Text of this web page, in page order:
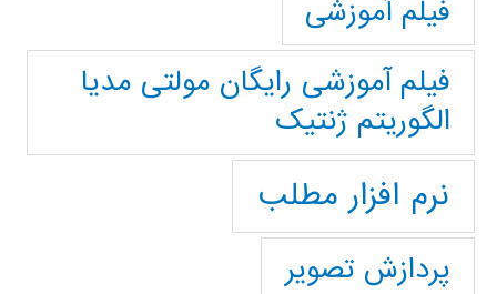
فیلم آموزشی
فیلم آموزشی رایگان مولتی مدیا
الگوریتم ژنتیک
نرم افزار مطلب
پردازش تصویر